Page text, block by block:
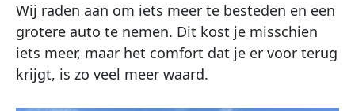
Wij raden aan om iets meer te besteden en een
grotere auto te nemen. Dit kost je misschien
iets meer, maar het comfort dat je er voor terug
krijgt, is zo veel meer waard.